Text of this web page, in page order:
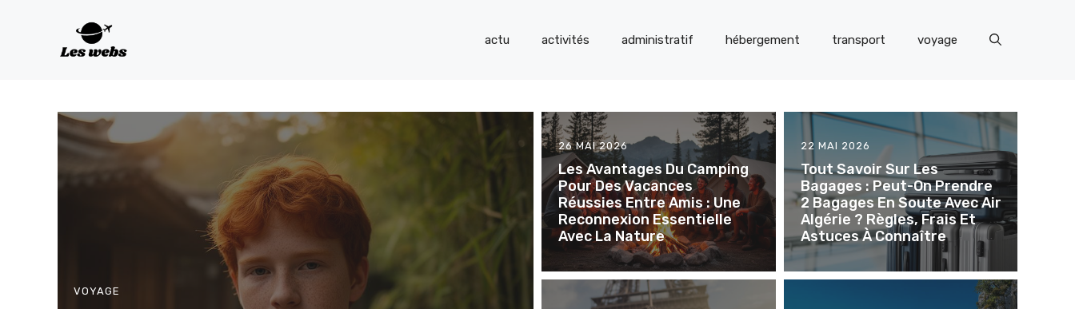
actu activités administratif hébergement transport voyage
VOYAGE
26 MAI 2026
Les Avantages Du Camping
Pour Des Vacances
Réussies Entre Amis : Une
Reconnexion Essentielle
Avec La Nature
22 MAI 2026
Tout Savoir Sur Les
Bagages : Peut-On Prendre
2 Bagages En Soute Avec Air
Algérie ? Règles, Frais Et
Astuces À Connaître